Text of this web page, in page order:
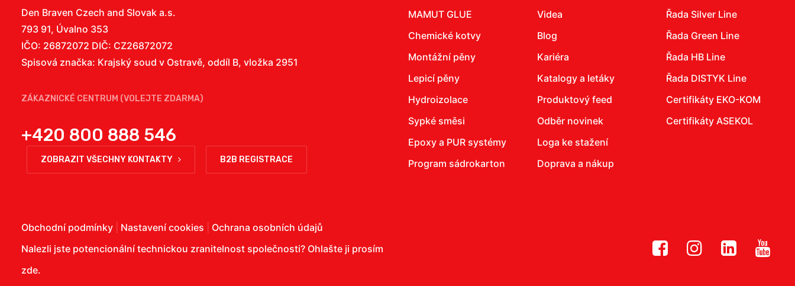
Den Braven Czech and Slovak a.s.
793 91, Úvalno 353
IČO: 26872072 DIČ: CZ26872072
Spisová značka: Krajský soud v Ostravě, oddíl B, vložka 2951
ZÁKAZNICKÉ CENTRUM (VOLEJTE ZDARMA)
+420 800 888 546
ZOBRAZIT VŠECHNY KONTAKTY B2B REGISTRACE
MAMUT GLUE
Chemické kotvy
Montážní pěny
Lepicí pěny
Hydroizolace
Sypké směsi
Epoxy a PUR systémy
Program sádrokarton
Videa
Blog
Kariéra
Katalogy a letáky
Produktový feed
Odběr novinek
Loga ke stažení
Doprava a nákup
Řada Silver Line
Řada Green Line
Řada HB Line
Řada DISTYK Line
Certifikáty EKO-KOM
Certifikáty ASEKOL
Obchodní podmínky Nastavení cookies
Ochrana osobních údajů
Nalezli jste potencionální technickou zranitelnost společnosti? Ohlašte ji prosím
zde.